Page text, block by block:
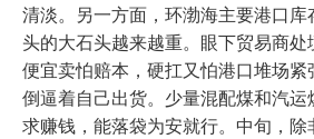
清淡。另一方面，环渤海主要港口
头的大石头越来越重。眼下贸易商处
便宜卖怕赔本，硬扛又怕港口堆场紧
倒逼着自己出货。少量混配煤和汽
求赚钱，能落袋为安就行。中旬，